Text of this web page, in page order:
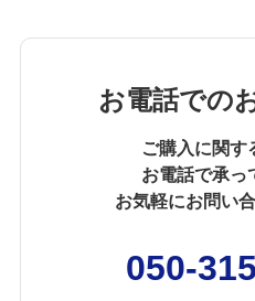
お電話での
ご購入に関す
お電話で承っ
お気軽にお問い
050-